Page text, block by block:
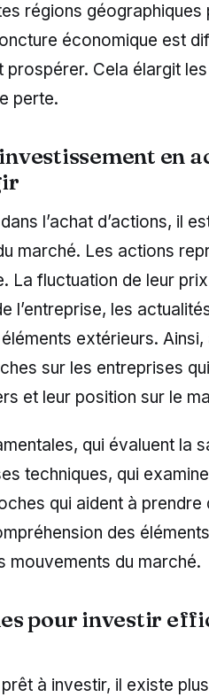
régions géographiques
économique est
prospérer. Cela élargit
perte.
en
l’achat d’actions, il
marché. Les actions
La fluctuation de leur
l’entreprise, les
extérieurs.
sur les entreprises
et leur position sur le
qui évaluent la
techniques, qui
qui aident à
des
mouvements du marché.
pour investir
à investir, il existe